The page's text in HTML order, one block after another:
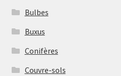
Bulbes
Buxus
Conifères
Couvre-sols